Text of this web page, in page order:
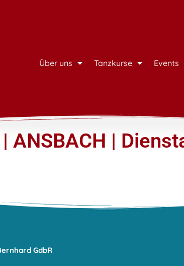
Über uns Tanzkurse Events
|
GdbR